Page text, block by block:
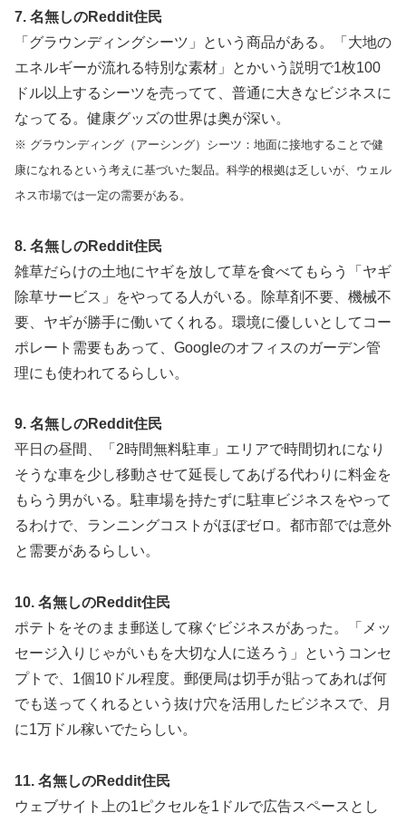
7. 名無しのReddit住民
「グラウンディングシーツ」という商品がある。「大地の
エネルギーが流れる特別な素材」とかいう説明で1枚100
ドル以上するシーツを売ってて、普通に大きなビジネスに
なってる。健康グッズの世界は奥が深い。
※ グラウンディング（アーシング）シーツ：地面に接地することで健
康になれるという考えに基づいた製品。科学的根拠は乏しいが、ウェル
ネス市場では一定の需要がある。
8. 名無しのReddit住民
雑草だらけの土地にヤギを放して草を食べてもらう「ヤギ
除草サービス」をやってる人がいる。除草剤不要、機械不
要、ヤギが勝手に働いてくれる。環境に優しいとしてコー
ポレート需要もあって、Googleのオフィスのガーデン管
理にも使われてるらしい。
9. 名無しのReddit住民
平日の昼間、「2時間無料駐車」エリアで時間切れになり
そうな車を少し移動させて延長してあげる代わりに料金を
もらう男がいる。駐車場を持たずに駐車ビジネスをやって
るわけで、ランニングコストがほぼゼロ。都市部では意外
と需要があるらしい。
10. 名無しのReddit住民
ポテトをそのまま郵送して稼ぐビジネスがあった。「メッ
セージ入りじゃがいもを大切な人に送ろう」というコンセ
プトで、1個10ドル程度。郵便局は切手が貼ってあれば何
でも送ってくれるという抜け穴を活用したビジネスで、月
に1万ドル稼いでたらしい。
11. 名無しのReddit住民
ウェブサイト上の1ピクセルを1ドルで広告スペースとし